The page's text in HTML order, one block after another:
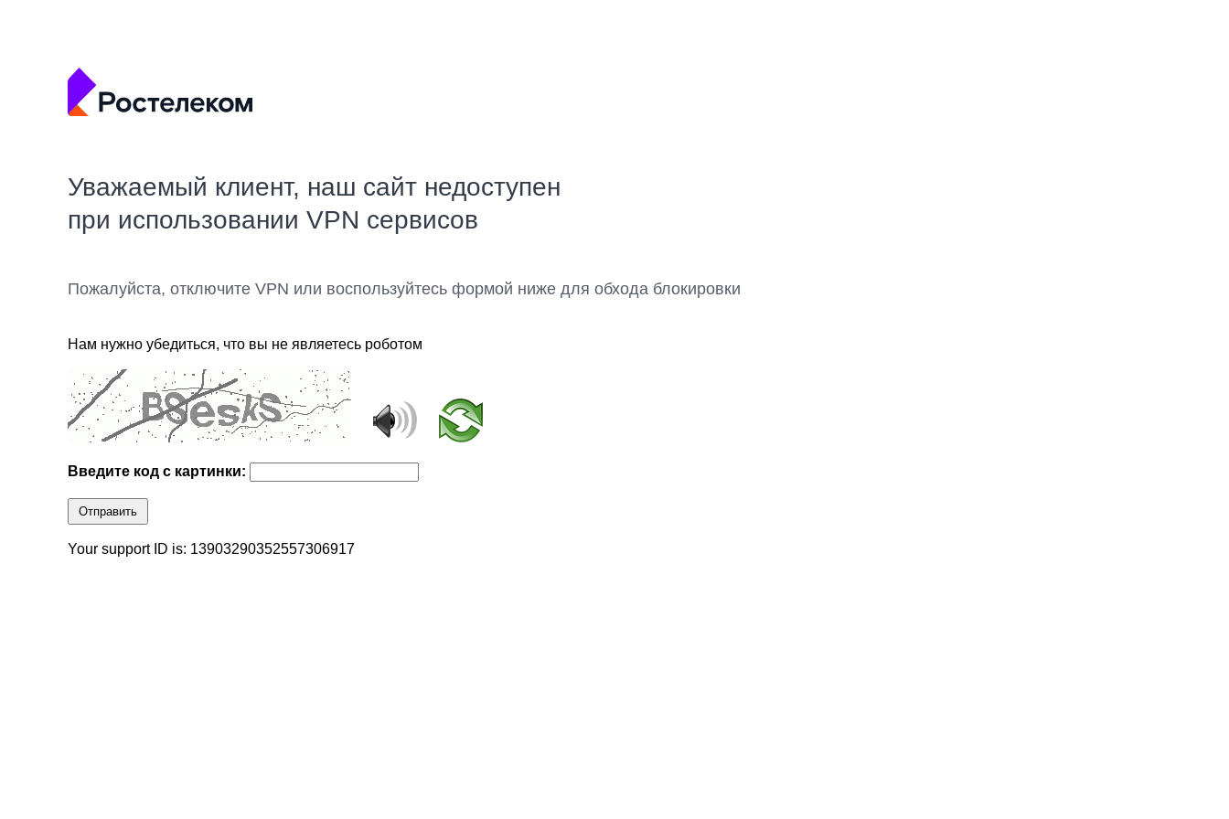
Уважаемый клиент, наш сайт недоступен
при использовании VPN сервисов
Пожалуйста, отключите VPN или воспользуйтесь формой ниже для обхода блокировки
Нам нужно убедиться, что вы не являетесь роботом
Введите код с картинки:
Отправить
Your support ID is: 13903290352557306917